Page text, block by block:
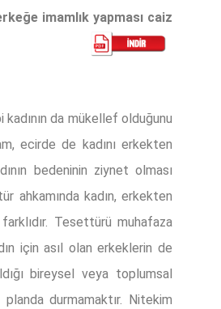
imamlık yapması caiz
kadının da mükellef olduğunu
ecirde de kadını erkekten
bedeninin ziynet olması
ahkamında kadın, erkekten
Tesettürü muhafaza
için asıl olan erkeklerin de
bireysel veya toplumsal
durmamaktır. Nitekim